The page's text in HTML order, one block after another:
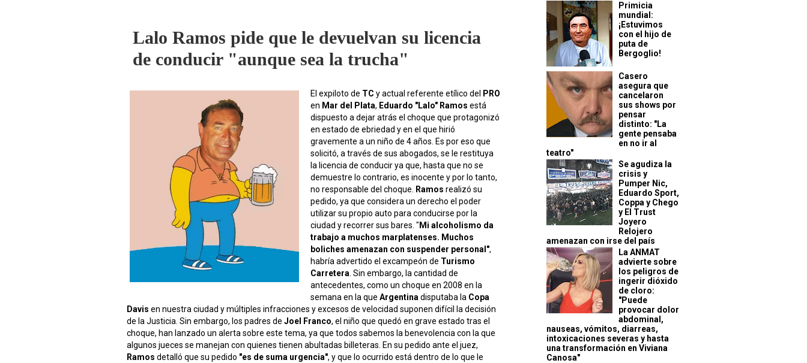
Lalo Ramos pide que le devuelvan su licencia
de conducir "aunque sea la trucha"
El expiloto de TC y actual referente etílico del
PRO
en Mar del Plata, Eduardo "Lalo" Ramos está
dispuesto a dejar atrás el choque que protagonizó
en estado de ebriedad y en el que hirió
gravemente a un niño de 4 años. Es por eso que
solicitó, a través de sus abogados, se le restituya
la licencia de conducir ya que, hasta que no se
demuestre lo contrario, es inocente y por lo tanto,
no responsable del choque.
Ramos realizó su
pedido, ya que considera un derecho el poder
utilizar su propio auto para conducirse por la
ciudad y recorrer sus bares. " Mi alcoholismo da
trabajo a muchos marplatenses. Muchos
boliches amenazan con suspender personal",
habría advertido el excampeón de Turismo
Carretera . Sin embargo, la cantidad de
antecedentes, como un choque en 2008 en la
semana en la que Argentina disputaba la Copa
Davis en nuestra ciudad y múltiples infracciones y excesos de velocidad suponen difícil la decisión
de la Justicia. Sin embargo, los padres de Joel Franco, el niño que quedó en grave estado tras el
choque, han lanzado un alerta sobre este tema, ya que todos sabemos la benevolencia con la que
algunos jueces se manejan con quienes tienen abultadas billeteras. En su pedido ante el juez,
Ramos detalló que su pedido "es de suma urgencia", y que lo ocurrido está dentro de lo que le
Primicia
mundial:
¡Estuvimos
con el hijo de
puta de
Bergoglio!
Casero
asegura que
cancelaron
sus shows por
pensar
distinto: "La
gente pensaba
en no ir al
teatro"
Se agudiza la
crisis y
Pumper Nic,
Eduardo Sport,
Coppa y Chego
y El Trust
Joyero
Relojero
amenazan con irse del país
La ANMAT
advierte sobre
los peligros de
ingerir dióxido
de cloro:
"Puede
provocar dolor
abdominal,
nauseas, vómitos, diarreas,
intoxicaciones severas y hasta
una transformación en Viviana
Canosa"